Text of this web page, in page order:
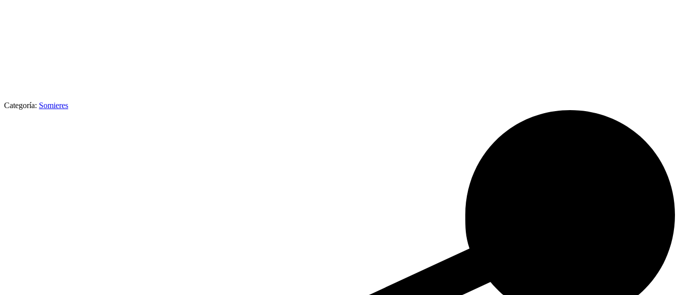
Categoría: Somieres